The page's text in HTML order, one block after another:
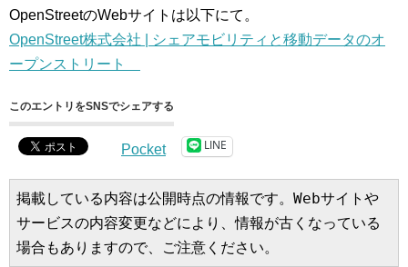
OpenStreetのWebサイトは以下にて。
OpenStreet株式会社 | シェアモビリティと移動データのオ
ープンストリート
このエントリをSNSでシェアする
Pocket LINE
掲載している内容は公開時点の情報です。Webサイトや
サービスの内容変更などにより、情報が古くなっている
場合もありますので、ご注意ください。